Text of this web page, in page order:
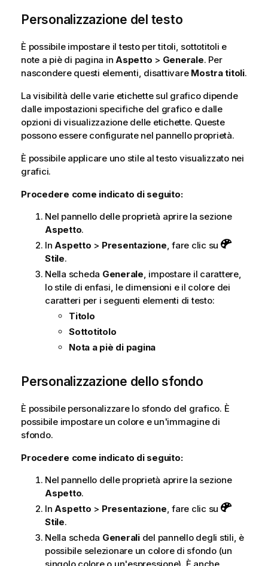
Personalizzazione del testo
È possibile impostare il testo per titoli, sottotitoli e
note a piè di pagina in Aspetto > Generale. Per
nascondere questi elementi, disattivare Mostra titoli.
La visibilità delle varie etichette sul grafico dipende
dalle impostazioni specifiche del grafico e dalle
opzioni di visualizzazione delle etichette. Queste
possono essere configurate nel pannello proprietà.
È possibile applicare uno stile al testo visualizzato nei
grafici.
Procedere come indicato di seguito:
Nel pannello delle proprietà aprire la sezione
Aspetto.
InAspetto > Presentazione, fare clic su
Stile.
Nella scheda Generale, impostare il carattere,
lo stile di enfasi, le dimensioni e il colore dei
caratteri per i seguenti elementi di testo:
Titolo
Sottotitolo
Nota a piè di pagina
Personalizzazione dello sfondo
È possibile personalizzare lo sfondo del grafico. È
possibile impostare un colore e un'immagine di
sfondo.
Procedere come indicato di seguito:
Nel pannello delle proprietà aprire la sezione
Aspetto.
InAspetto > Presentazione, fare clic su
Stile.
Nella scheda Generalidel pannello degli stili, è
possibile selezionare un colore di sfondo (un